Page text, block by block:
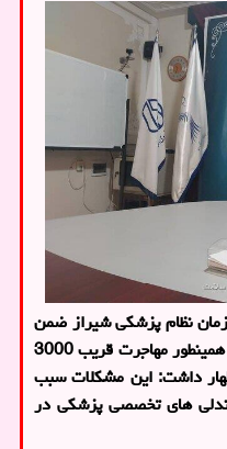
نظام پزشکی شیراز ضمن
برشمردن برخی مشکلات این قشر و همینطور مهاجرت قریب 3000
داشت: این مشکلات سبب
۵۰ درصد صندلی های تخصصی پزشکی در